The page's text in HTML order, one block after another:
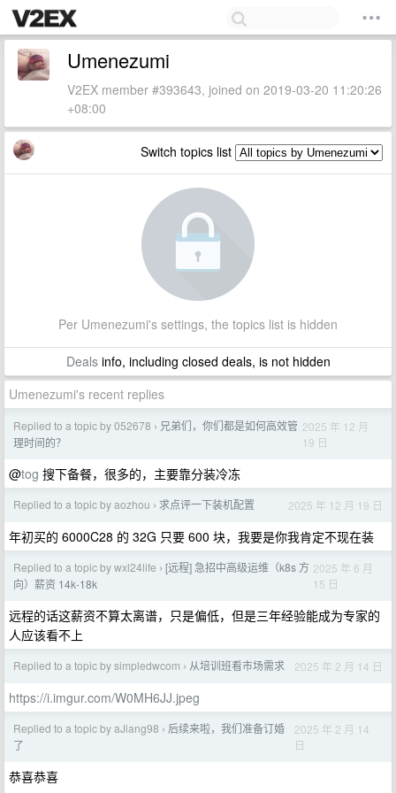
Umenezumi
V2EX member #393643, joined on 2019-03-20 11:20:26
+08:00
Switch topics list
Per Umenezumi's settings, the topics list is hidden
Dealsinfo, including closed deals, is not hidden
Umenezumi's recent replies
Replied to a topic by 052678 › 兄弟们，你们都是如何高效管
理时间的？
2025 年 12 月
19 日
@tog 搜下备餐，很多的，主要靠分装冷冻
Replied to a topic by aozhou › 求点评一下装机配置 2025 年 12 月 19 日
年初买的 6000C28 的 32G 只要 600 块，我要是你我肯定不现在装
Replied to a topic by wxl24life › [远程] 急招中高级运维（k8s 方
向）薪资 14k-18k
2025 年 6 月
15 日
远程的话这薪资不算太离谱，只是偏低，但是三年经验能成为专家的
人应该看不上
Replied to a topic by simpledwcom › 从培训班看市场需求 2025 年 2 月 14 日
https://i.imgur.com/W0MH6JJ.jpeg
Replied to a topic by aJiang98 › 后续来啦，我们准备订婚
了
2025 年 2 月 14
日
恭喜恭喜